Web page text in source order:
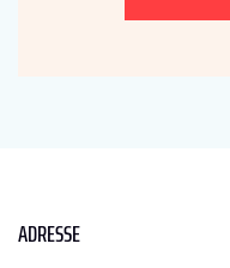
ADRESSE